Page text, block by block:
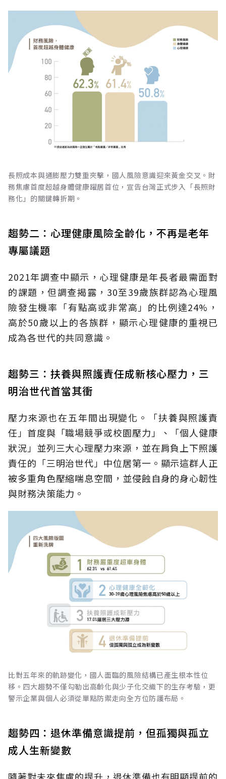
長照成本與通膨壓力雙重夾擊，國人風險意識迎來黃金交叉。財
務焦慮首度超越身體健康躍居首位，宣告台灣正式步入「長照財
務化」的關鍵轉折期。
趨勢二：心理健康風險全齡化，不再是老年
專屬議題
2021年調查中顯示，心理健康是年長者最需面對
的課題，但調查揭露，30至39歲族群認為心理風
險發生機率「有點高或非常高」的比例達24%，
高於50歲以上的各族群，顯示心理健康的重視已
成為各世代的共同意識。
趨勢三：扶養與照護責任成新核心壓力，三
明治世代首當其衝
壓力來源也在五年間出現變化。「扶養與照護責
任」首度與「職場競爭或校園壓力」、「個人健康
狀況」並列三大心理壓力來源，並在肩負上下照護
責任的「三明治世代」中位居第一。顯示這群人正
被多重角色壓縮喘息空間，並侵蝕自身的身心韌性
與財務決策能力。
比對五年來的軌跡變化，國人面臨的風險結構已產生根本性位
移。四大趨勢不僅勾勒出高齡化與少子化交織下的生存考驗，更
警示企業與個人必須從單點防禦走向全方位防護布局。
趨勢四：退休準備意識提前，但孤獨與孤立
成人生新變數